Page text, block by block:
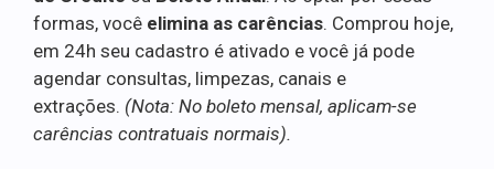
formas, você elimina as carências. Comprou hoje,
em 24h seu cadastro é ativado e você já pode
agendar consultas, limpezas, canais e
extrações. (Nota: No boleto mensal, aplicam-se
carências contratuais normais).